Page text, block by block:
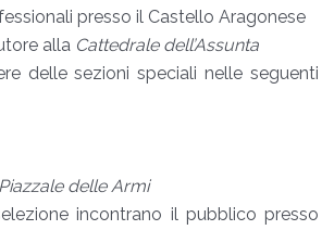
presso il Castello Aragonese
alla Cattedrale dell’Assunta
delle sezioni speciali nelle seguenti
Piazzale delle Armi
incontrano il pubblico presso